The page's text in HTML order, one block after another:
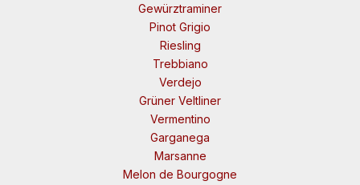
Gewürztraminer
Pinot Grigio
Riesling
Trebbiano
Verdejo
Grüner Veltliner
Vermentino
Garganega
Marsanne
Melon de Bourgogne